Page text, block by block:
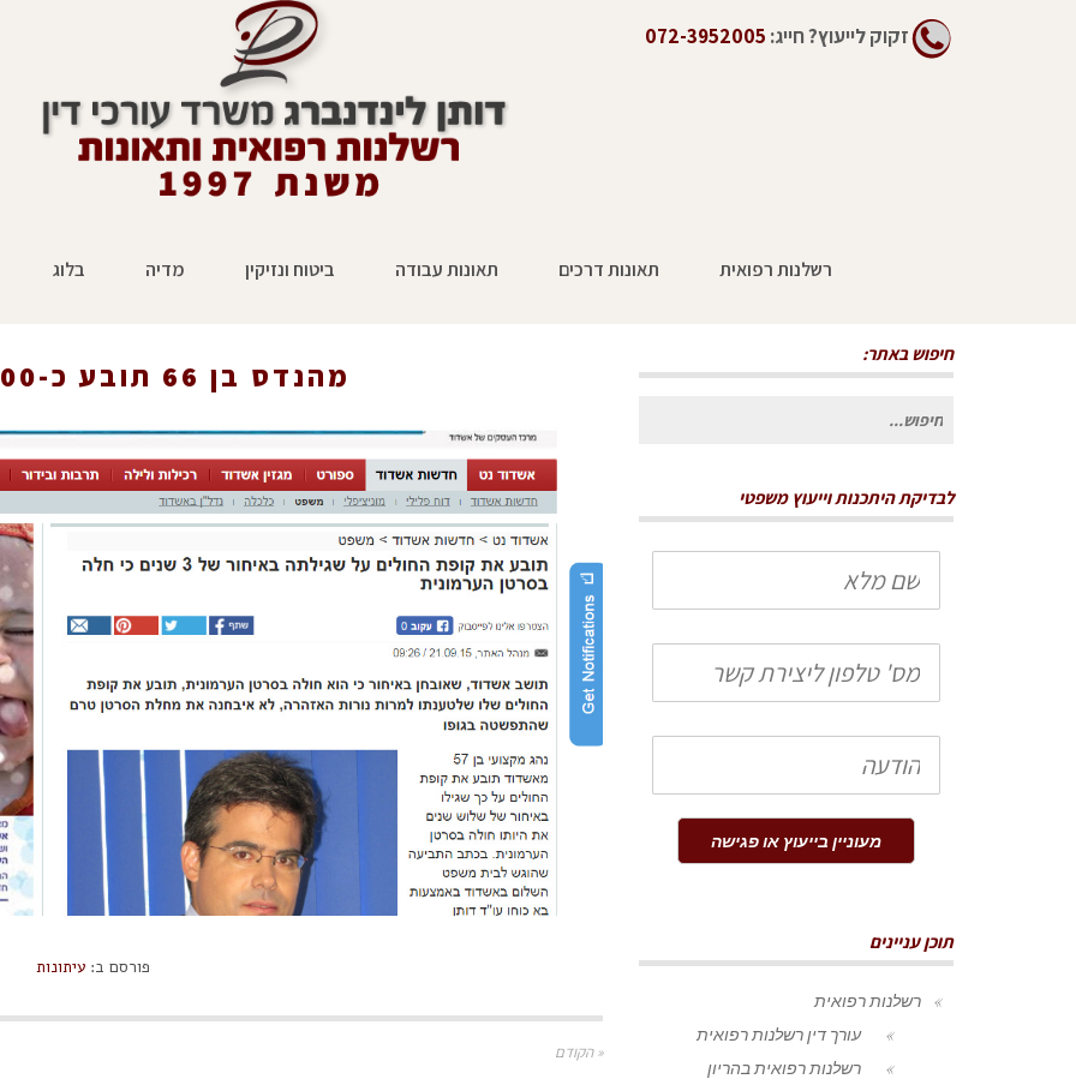
זקוק לייעוץ?חייג: 072-3952005
רשלנות רפואית תאונות דרכים תאונות עבודה ביטוח ונזיקין מדיה בלוג
מהנדס בן 66 תובע כ-400 אלף ש"ח
פורסם ב: עיתונות
« הקודם
חיפוש באתר:
חיפוש
לבדיקת היתכנות וייעוץ משפטי
שם
מלא
טלפון
הודעה
מעוניין בייעוץ או פגישה
תוכן עניינים
רשלנות רפואית
עורך דין רשלנות רפואית
רשלנות רפואית בהריון